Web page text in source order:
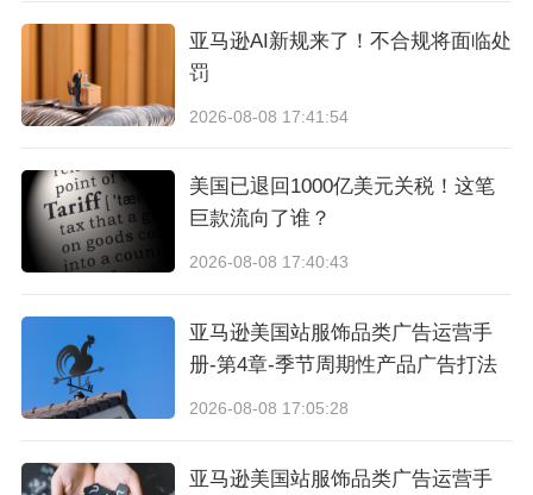
61万份真实用户投票： 在 2025 年 10 月的投票
期间，总投票数突破 611,353 次，日均投票近 6
万次。如此庞大的参与规模，使其成为日本国内
真实反映消费者支持度的顶级奖项。
业界专家权威背书：知名造型师 GENSEI、Geor
ge 等在内的外部美容专业人士进行公正评审，从
技术创新、成分配方等专业维度严苛把关。
奖项设置：多维表彰行业标杆
本次 日本趣天MBA 共揭晓了 137 项大奖，全方
亚马逊AI新规来了！不合规将面临处
罚
2026-08-08 17:41:54
美国已退回1000亿美元关税！这笔
巨款流向了谁？
2026-08-08 17:40:43
亚马逊美国站服饰品类广告运营手
册-第4章-季节周期性产品广告打法
2026-08-08 17:05:28
亚马逊美国站服饰品类广告运营手